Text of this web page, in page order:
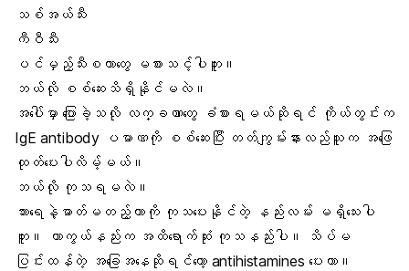
သစ်အယ်သီး
ကီဝီသီး
ပင်မှည့်သီးစတာတွေ မစားသင့်ပါဘူး။
ဘယ်လို စစ်ဆေးသိရှိနိုင်မလဲ။
အပေါ်မှာ ပြောခဲ့သလို လက္ခဏာတွေ ခံစားရမယ်ဆိုရင် ကိုယ်တွင်းက
IgE antibody ပမာဏကို စစ်ဆေးပြီး တတ်ကျွမ်းနားလည်သူက အဖြေ
ထုတ်ပေးပါလိမ့်မယ်။
ဘယ်လို ကုသရမလဲ။
သားရေနဲ့ဓာတ်မတည့်တာကို ကုသပေးနိုင်တဲ့ နည်းလမ်း မရှိသေးပါ
ဘူး။ ကာကွယ်နည်းက အထိရောက်ဆုံး ကုသနည်းပါ။ သိပ်မ
ပြင်းထန်တဲ့ အခြေအနေဆိုရင်တော့ antihistamines ပေးတာ။